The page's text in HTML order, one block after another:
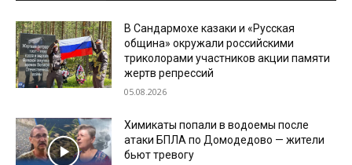
В Сандармохе казаки и «Русская
община» окружали российскими
триколорами участников акции памяти
жертв репрессий
05.08.2026
Химикаты попали в водоемы после
атаки БПЛА по Домодедово — жители
бьют тревогу